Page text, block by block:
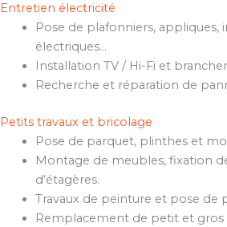
Entretien électricité
Pose de plafonniers, appliques,
électriques…
Installation TV / Hi-Fi et
Recherche et réparation de
Petits travaux et bricolage
Pose de parquet, plinthes et
Montage de meubles, fixation
d’étagères.
Travaux de peinture et pose de
Remplacement de petit et